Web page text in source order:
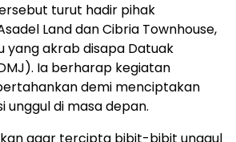
turut hadir pihak
Land dan Cibria Townhouse,
yang akrab disapa Datuak
Ia berharap kegiatan
demi menciptakan
unggul di masa depan.